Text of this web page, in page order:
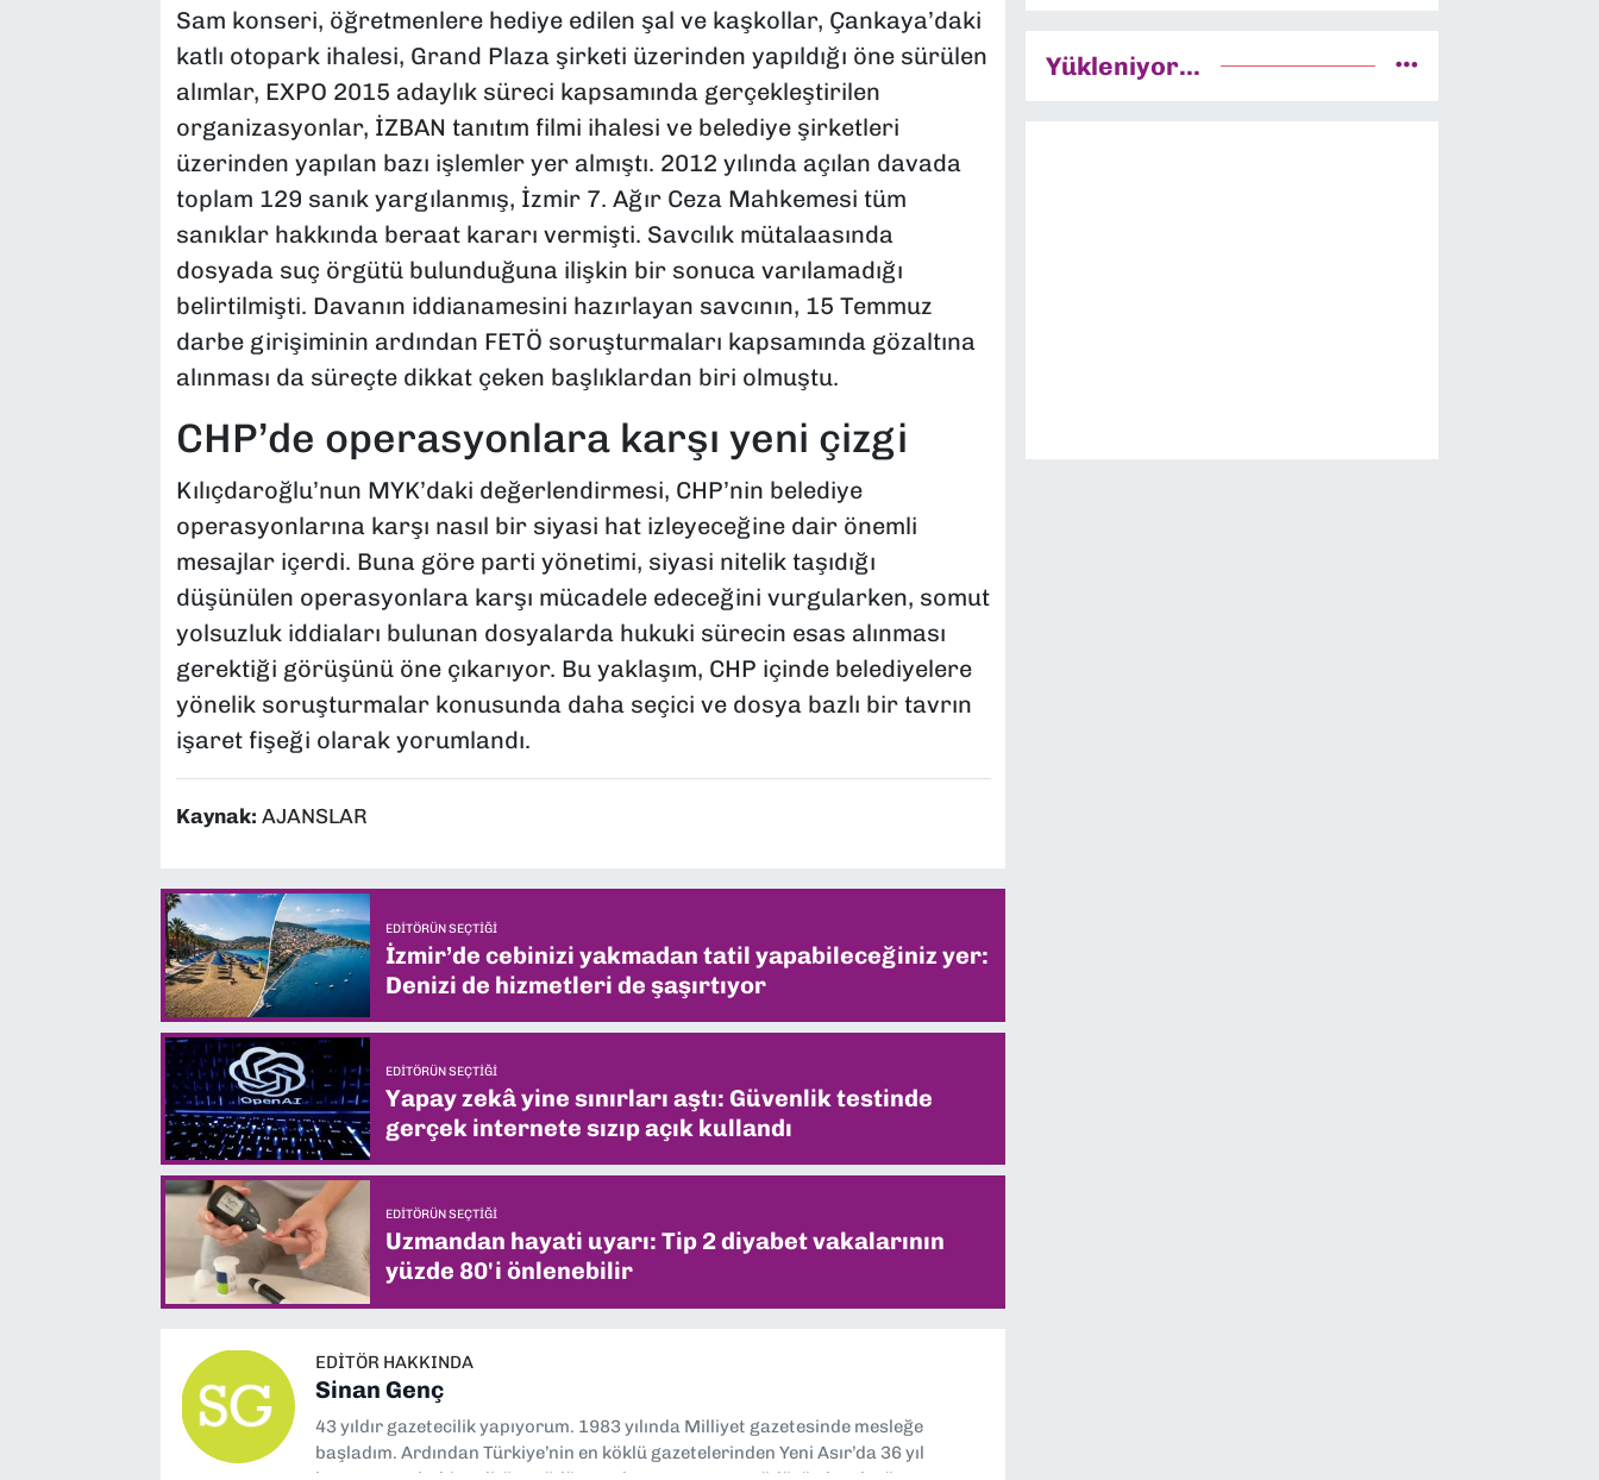
Sam konseri, öğretmenlere hediye edilen şal ve kaşkollar, Çankaya’daki
katlı otopark ihalesi, Grand Plaza şirketi üzerinden yapıldığı öne sürülen
alımlar, EXPO 2015 adaylık süreci kapsamında gerçekleştirilen
organizasyonlar, İZBAN tanıtım filmi ihalesi ve belediye şirketleri
üzerinden yapılan bazı işlemler yer almıştı. 2012 yılında açılan davada
toplam 129 sanık yargılanmış, İzmir 7. Ağır Ceza Mahkemesi tüm
sanıklar hakkında beraat kararı vermişti. Savcılık mütalaasında
dosyada suç örgütü bulunduğuna ilişkin bir sonuca varılamadığı
belirtilmişti. Davanın iddianamesini hazırlayan savcının, 15 Temmuz
darbe girişiminin ardından FETÖ soruşturmaları kapsamında gözaltına
alınması da süreçte dikkat çeken başlıklardan biri olmuştu.
CHP’de operasyonlara karşı yeni çizgi
Kılıçdaroğlu’nun MYK’daki değerlendirmesi, CHP’nin belediye
operasyonlarına karşı nasıl bir siyasi hat izleyeceğine dair önemli
mesajlar içerdi. Buna göre parti yönetimi, siyasi nitelik taşıdığı
düşünülen operasyonlara karşı mücadele edeceğini vurgularken, somut
yolsuzluk iddiaları bulunan dosyalarda hukuki sürecin esas alınması
gerektiği görüşünü öne çıkarıyor. Bu yaklaşım, CHP içinde belediyelere
yönelik soruşturmalar konusunda daha seçici ve dosya bazlı bir tavrın
işaret fişeği olarak yorumlandı.
Kaynak: AJANSLAR
EDITÖRÜN SEÇTIĞI
İzmir’de cebinizi yakmadan tatil yapabileceğiniz yer:
Denizi de hizmetleri de şaşırtıyor
EDITÖRÜN SEÇTIĞI
Yapay zekâ yine sınırları aştı: Güvenlik testinde
gerçek internete sızıp açık kullandı
EDITÖRÜN SEÇTIĞI
Uzmandan hayati uyarı: Tip 2 diyabet vakalarının
yüzde 80'i önlenebilir
EDITÖR HAKKINDA
Sinan Genç
43 yıldır gazetecilik yapıyorum. 1983 yılında Milliyet gazetesinde mesleğe
başladım. Ardından Türkiye’nin en köklü gazetelerinden Yeni Asır’da 36 yıl
Yükleniyor...